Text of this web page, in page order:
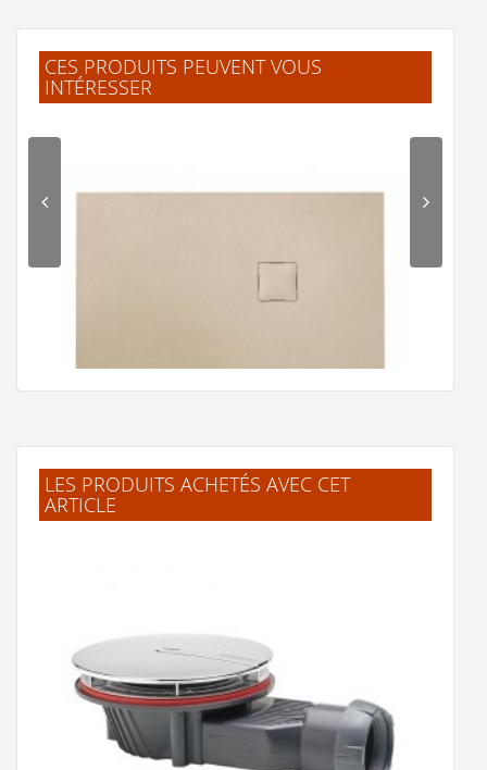
CES PRODUITS PEUVENT VOUS
INTÉRESSER
Receveur de douche 70x90 Piedra Crème
Voir le produit
LES PRODUITS ACHETÉS AVEC CET
ARTICLE